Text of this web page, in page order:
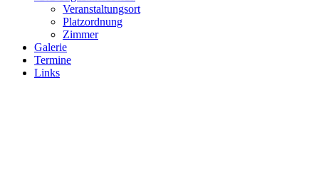
Veranstaltungsort
Platzordnung
Zimmer
Galerie
Termine
Links